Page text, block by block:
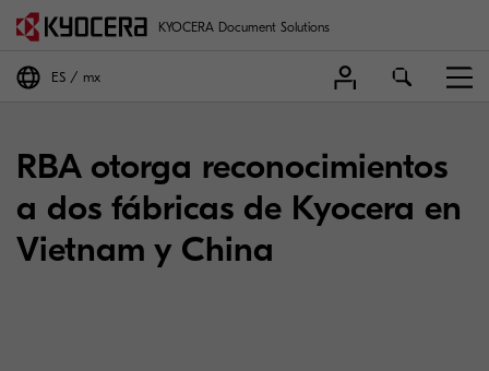
KYOCERA Document Solutions
ES mx
RBA otorga reconocimientos
a dos fábricas de Kyocera en
Vietnam y China